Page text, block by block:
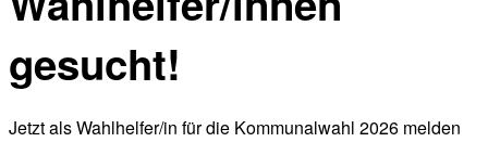
gesucht!
Jetzt als Wahlhelfer/in für die Kommunalwahl 2026 melden